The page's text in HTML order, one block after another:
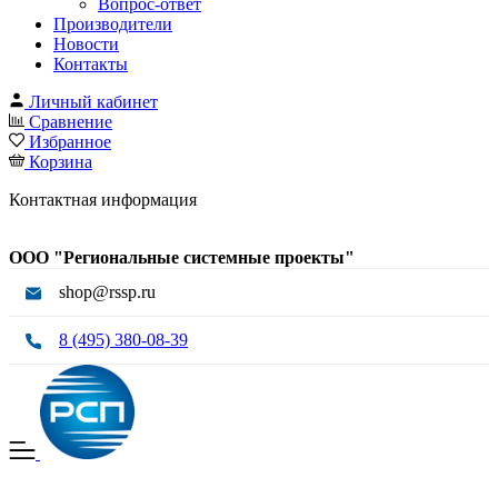
Вопрос-ответ
Производители
Новости
Контакты
Личный кабинет
Сравнение
Избранное
Корзина
Контактная информация
ООО "Региональные системные проекты"
shop@rssp.ru
8 (495) 380-08-39